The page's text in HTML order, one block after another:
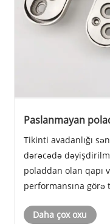
Paslanmayan
aparıcı seçimdir
Tikinti avadanlığı
dərəcədə
poladdan olan qapı
performansına
Daha çox oxu